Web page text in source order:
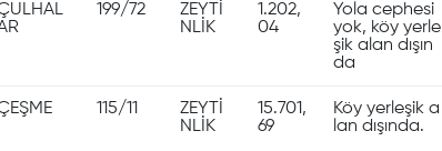
199/72
ZEYTİ
NLİK
1.202,
04
Yola cephesi
yok, köy yerle
şik alan dışın
da
115/11
ZEYTİ
NLİK
15.701,
69
Köy yerleşik a
lan dışında.